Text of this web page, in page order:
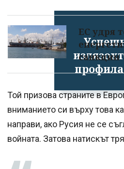
ЕС удря
санкции
Той призова страните в
вниманието си върху това
направи, ако Русия не се
войната. Затова натискът